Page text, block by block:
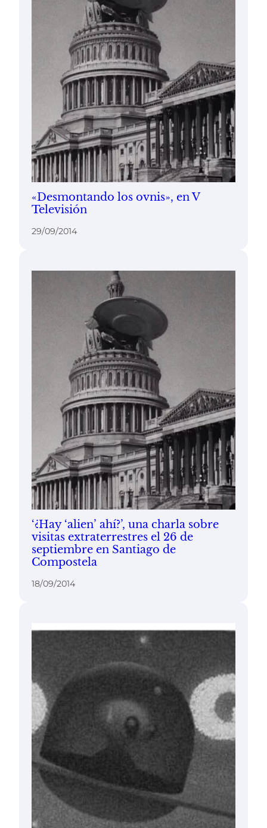
«Desmontando los ovnis», en V
Televisión
29/09/2014
‘¿Hay ‘alien’ ahí?’, una charla sobre
visitas extraterrestres el 26 de
septiembre en Santiago de
Compostela
18/09/2014